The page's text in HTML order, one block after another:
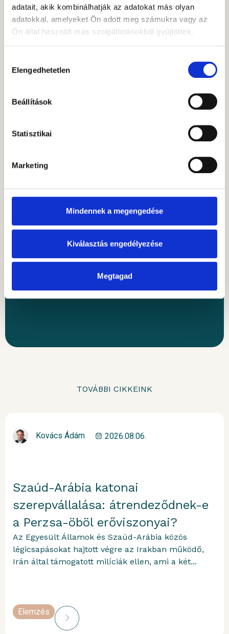
adatait, akik kombinálhatják az adatokat más olyan
adatokkal, amelyeket Ön adott meg számukra vagy az
Ön által használt más szolgáltatásokból gyűjtöttek.
kiválasztása
Elengedhetetlen
Beállítások
Statisztikai
Marketing
Mindennek a megengedése
Kiválasztás engedélyezése
Megtagad
olvashatunk tőle,
elsősorban
makrogazdasági,
Kérdése van?
Segítünk!
Forduljon hozzánk bizalommal! Iparági
lehetőségeit szem előtt tartva nyújtunk
személyre szabott megoldásokat.
TOVÁBBI CIKKEINK
Kovács Ádám 2026.08.06.
Szaúd-Arábia katonai
szerepvállalása: átrendeződnek-e
a Perzsa-öböl erőviszonyai?
Az Egyesült Államok és Szaúd-Arábia közös
légicsapásokat hajtott végre az Irakban működő,
Irán által támogatott milíciák ellen, ami a két...
Elemzés